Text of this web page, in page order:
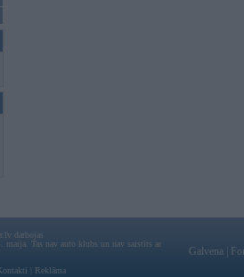
darbojas
maija. Tas nav auto klubs un nav saistīts ar
Reklāma
Galvena